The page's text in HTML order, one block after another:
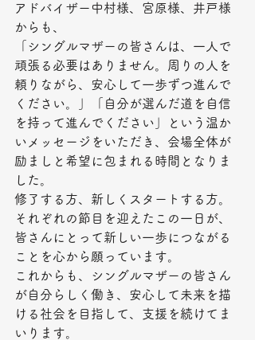
アドバイザー中村様、宮原様、井戸様
からも、
「シングルマザーの皆さんは、一人で
頑張る必要はありません。周りの人を
頼りながら、安心して一歩ずつ進んで
ください。」「自分が選んだ道を自信
を持って進んでください」という温か
いメッセージをいただき、会場全体が
励ましと希望に包まれる時間となりま
した。
修了する方、新しくスタートする方。
それぞれの節目を迎えたこの一日が、
皆さんにとって新しい一歩につながる
ことを心から願っています。
これからも、シングルマザーの皆さん
が自分らしく働き、安心して未来を描
ける社会を目指して、支援を続けてま
いります。